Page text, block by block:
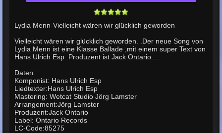
Lydia Menn-Vielleicht wären wir glücklich geworden
Vielleicht wären wir glücklich geworden. .Der neue Song von
Lydia Menn ist eine Klasse Ballade ,mit einem super Text von
Hans Ulrich Esp .Produzent ist Jack Ontario....
Daten:
Komponist: Hans Ulrich Esp
Liedtexter:Hans Ulrich Esp
Mastering: Wetcat Studio Jörg Lamster
Arrangement:Jörg Lamster
Produzent:Jack Ontario
Label: Ontario Records
LC-Code:85275